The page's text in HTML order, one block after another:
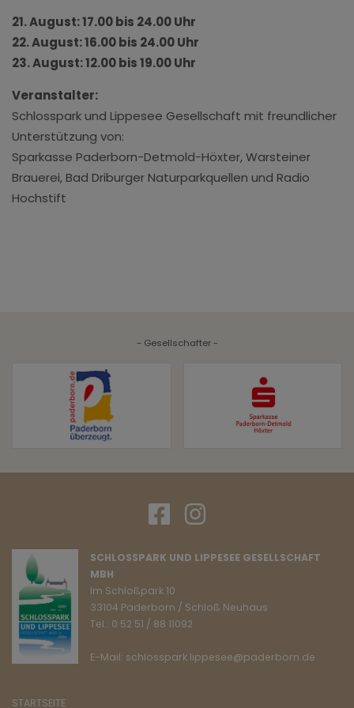
21. August: 17.00 bis 24.00 Uhr
22. August: 16.00 bis 24.00 Uhr
23. August: 12.00 bis 19.00 Uhr
Veranstalter:
Schlosspark und Lippesee Gesellschaft mit freundlicher
Unterstützung von:
Sparkasse Paderborn-Detmold-Höxter, Warsteiner
Brauerei, Bad Driburger Naturparkquellen und Radio
Hochstift
- Gesellschafter -
SCHLOSSPARK UND LIPPESEE GESELLSCHAFT
MBH
Im Schloßpark 10
33104 Paderborn / Schloß Neuhaus
Tel.: 0 52 51 / 88 11092
E-Mail: schlosspark.lippesee@paderborn.de
STARTSEITE